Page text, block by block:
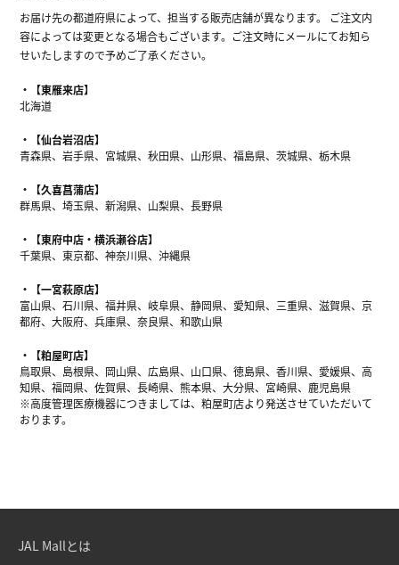
お届け先の都道府県によって、担当する販売店舗が異なります。 ご注文内
容によっては変更となる場合もございます。ご注文時にメールにてお知ら
せいたしますので予めご了承ください。
【東雁来店】
北海道
【仙台岩沼店】
青森県、岩手県、宮城県、秋田県、山形県、福島県、茨城県、栃木県
【久喜菖蒲店】
群馬県、埼玉県、新潟県、山梨県、長野県
【東府中店・横浜瀬谷店】
千葉県、東京都、神奈川県、沖縄県
【一宮萩原店】
富山県、石川県、福井県、岐阜県、静岡県、愛知県、三重県、滋賀県、京
都府、大阪府、兵庫県、奈良県、和歌山県
【粕屋町店】
鳥取県、島根県、岡山県、広島県、山口県、徳島県、香川県、愛媛県、高
知県、福岡県、佐賀県、長崎県、熊本県、大分県、宮崎県、鹿児島県
※高度管理医療機器につきましては、粕屋町店より発送させていただいて
おります。
JAL Mallとは